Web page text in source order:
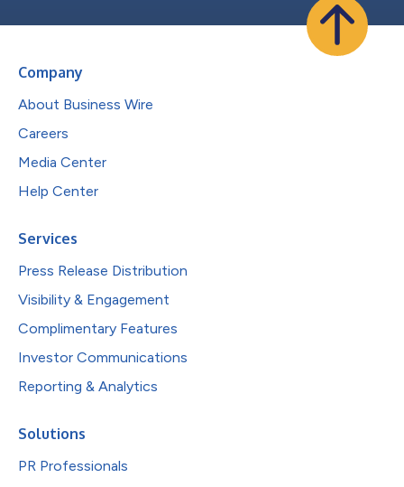
Company
About Business Wire
Careers
Media Center
Help Center
Services
Press Release Distribution
Visibility & Engagement
Complimentary Features
Investor Communications
Reporting & Analytics
Solutions
PR Professionals